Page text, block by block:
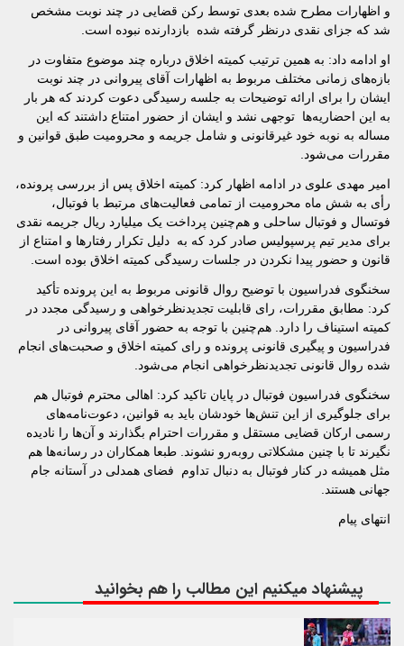
و اظهارات مطرح شده بعدی توسط رکن قضایی در چند نوبت مشخص
شد که جزای نقدی درنظر گرفته شده بازدارنده نبوده است.
او ادامه داد: به همین ترتیب کمیته اخلاق درباره چند موضوع متفاوت در
بازه‌های زمانی مختلف مربوط به اظهارات آقای پیروانی در چند نوبت
ایشان را برای ارائه توضیحات به جلسه رسیدگی دعوت کردند که هر بار
به این احضاریه‌ها توجهی نشد و ایشان از حضور امتناع داشتند که این
مساله به نوبه خود غیرقانونی و شامل جریمه و محرومیت طبق قوانین و
مقررات می‌شود.
امیر مهدی علوی در ادامه اظهار کرد: کمیته اخلاق پس از بررسی پرونده،
رأی به شش ماه محرومیت از تمامی فعالیت‌های مرتبط با فوتبال،
فوتسال و فوتبال ساحلی و هم‌چنین پرداخت یک میلیارد ریال جریمه نقدی
برای مدیر تیم پرسپولیس صادر کرد که به دلیل تکرار رفتارها و امتناع از
قانون و حضور پیدا نکردن در جلسات رسیدگی کمیته اخلاق بوده است.
سخنگوی فدراسیون با توضیح روال قانونی مربوط به این پرونده تأکید
کرد: مطابق مقررات، رای قابلیت تجدیدنظرخواهی و رسیدگی مجدد در
کمیته استیناف را دارد. هم‌چنین با توجه به حضور آقای پیروانی در
فدراسیون و پیگیری قانونی پرونده و رای کمیته اخلاق و صحبت‌های انجام
شده روال قانونی تجدیدنظرخواهی انجام می‌شود.
سخنگوی فدراسیون فوتبال در پایان تاکید کرد: اهالی محترم فوتبال هم
برای جلوگیری از این تنش‌ها خودشان باید به قوانین، دعوت‌نامه‌های
رسمی ارکان قضایی مستقل و مقررات احترام بگذارند و آن‌ها را نادیده
نگیرند تا با چنین مشکلاتی روبه‌رو نشوند. طبعا همکاران در رسانه‌ها هم
مثل همیشه در کنار فوتبال به دنبال تداوم فضای همدلی در آستانه جام
جهانی هستند.
انتهای پیام
پیشنهاد میکنیم این مطالب را هم بخوانید